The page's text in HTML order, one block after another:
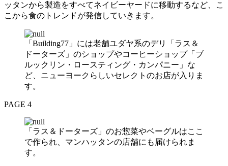
ッタンから製造をすべてネイビーヤードに移動するなど、こ
こから食のトレンドが発信していきます。
「Building77」には老舗ユダヤ系のデリ「ラス＆
ドーターズ」のショップやコーヒーショップ「ブ
ルックリン・ロースティング・カンパニー」な
ど、ニューヨークらしいセレクトのお店が入りま
す。
PAGE 4
「ラス＆ドーターズ」のお惣菜やベーグルはここ
で作られ、マンハッタンの店舗にも届けられま
す。